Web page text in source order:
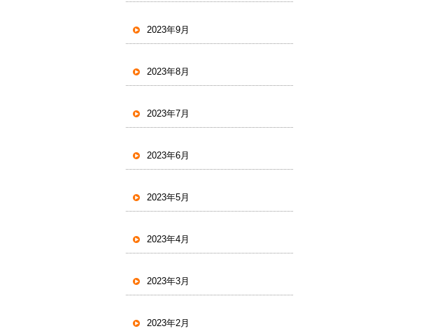
2023年9月
2023年8月
2023年7月
2023年6月
2023年5月
2023年4月
2023年3月
2023年2月